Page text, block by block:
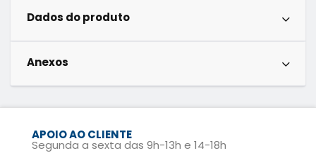
Dados do produto
Anexos
APOIO AO CLIENTE
Segunda a sexta das 9h-13h e 14-18h